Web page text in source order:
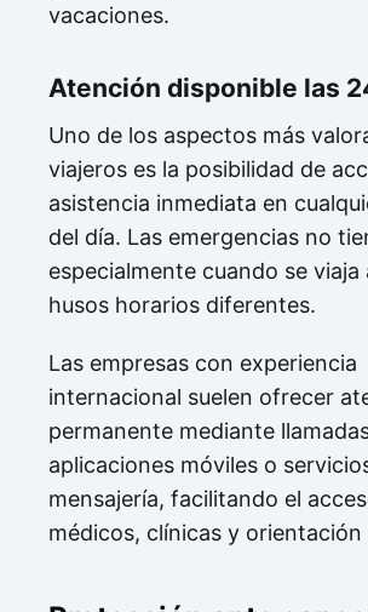
vacaciones.
Atención disponible las
Uno de los aspectos más
viajeros es la posibilidad de
asistencia inmediata en
del día. Las emergencias no
especialmente cuando se viaja
husos horarios diferentes.
Las empresas con experiencia
internacional suelen ofrecer
permanente mediante
aplicaciones móviles o
mensajería, facilitando el
médicos, clínicas y orientación